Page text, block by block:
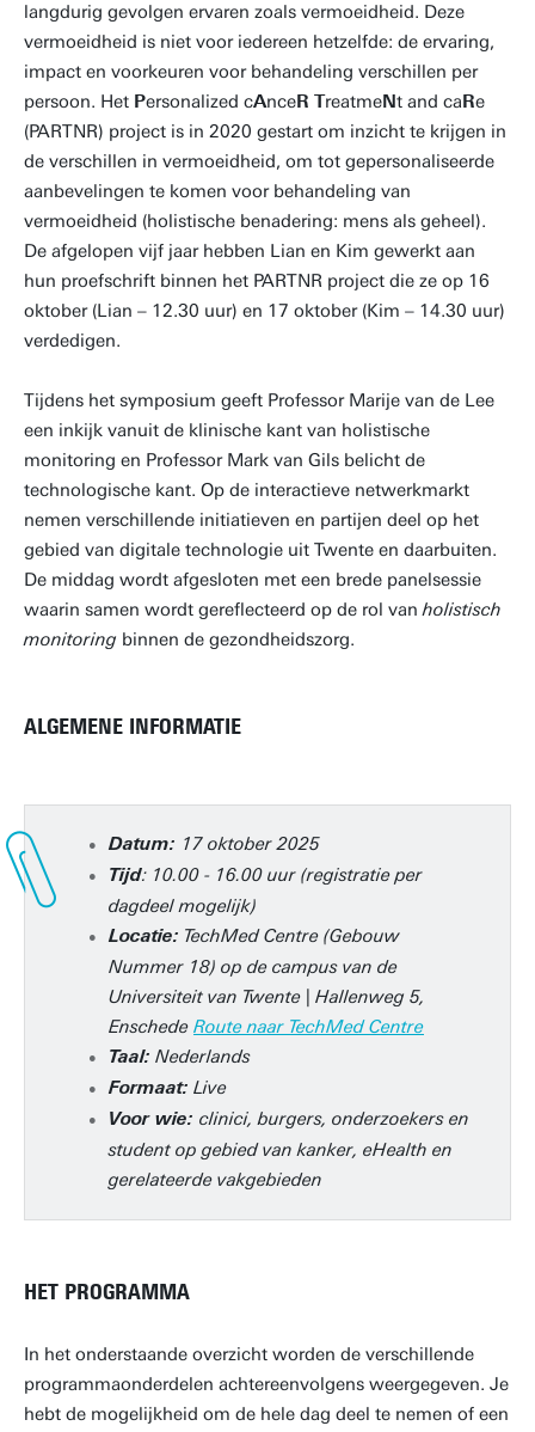
langdurig gevolgen ervaren zoals vermoeidheid. Deze
vermoeidheid is niet voor iedereen hetzelfde: de ervaring,
impact en voorkeuren voor behandeling verschillen per
persoon. Het Personalized cAnceR TreatmeNt and caRe
(PARTNR) project is in 2020 gestart om inzicht te krijgen in
de verschillen in vermoeidheid, om tot gepersonaliseerde
aanbevelingen te komen voor behandeling van
vermoeidheid (holistische benadering: mens als geheel).
De afgelopen vijf jaar hebben Lian en Kim gewerkt aan
hun proefschrift binnen het PARTNR project die ze op 16
oktober (Lian – 12.30 uur) en 17 oktober (Kim – 14.30 uur)
verdedigen.
Tijdens het symposium geeft Professor Marije van de Lee
een inkijk vanuit de klinische kant van holistische
monitoring en Professor Mark van Gils belicht de
technologische kant. Op de interactieve netwerkmarkt
nemen verschillende initiatieven en partijen deel op het
gebied van digitale technologie uit Twente en daarbuiten.
De middag wordt afgesloten met een brede panelsessie
waarin samen wordt gereflecteerd op de rol vanholistisch
monitoring binnen de gezondheidszorg.
ALGEMENE INFORMATIE
Datum: 17 oktober 2025
Tijd: 10.00 - 16.00 uur (registratie per
dagdeel mogelijk)
Locatie: TechMed Centre (Gebouw
Nummer 18) op de campus van de
Universiteit van Twente | Hallenweg 5,
Enschede Route naar TechMed Centre
Taal: Nederlands
Formaat: Live
Voor wie: clinici, burgers, onderzoekers en
student op gebied van kanker, eHealth en
gerelateerde vakgebieden
HET PROGRAMMA
In het onderstaande overzicht worden de verschillende
programmaonderdelen achtereenvolgens weergegeven. Je
hebt de mogelijkheid om de hele dag deel te nemen of een